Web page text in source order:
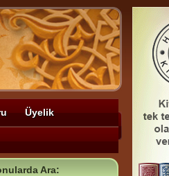
Üyelik
Ara: